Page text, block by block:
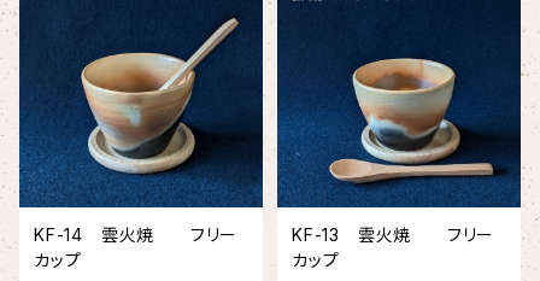
KF-14 雲火焼 フリー
カップ
KF-13 雲火焼 フリー
カップ